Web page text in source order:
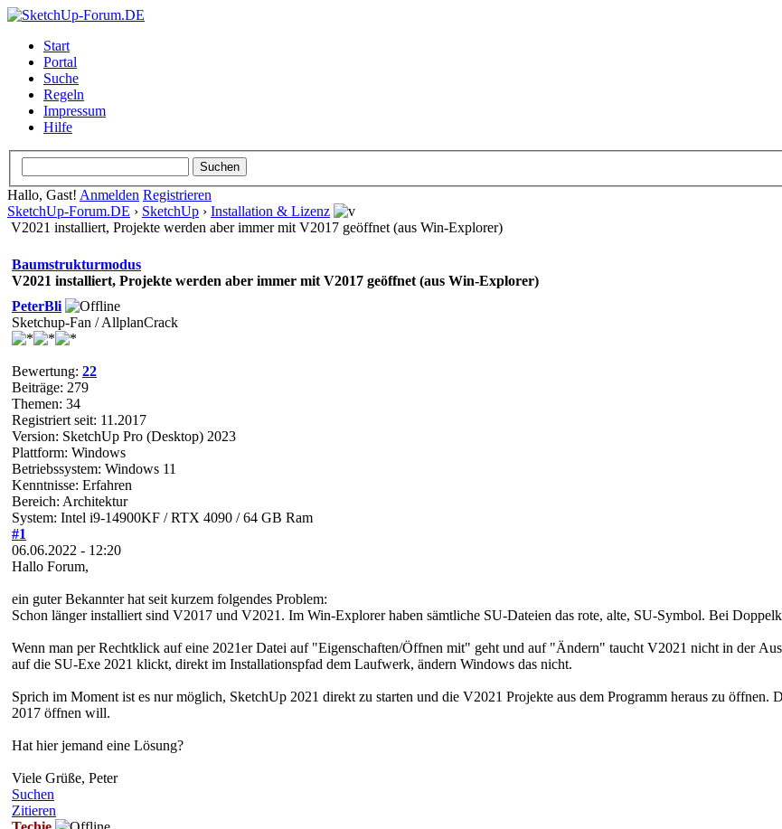
Start
Portal
Suche
Regeln
Impressum
Hilfe
Hallo, Gast! Anmelden Registrieren
SketchUp-Forum.DE › SketchUp › Installation & Lizenz
V2021 installiert, Projekte werden aber immer mit V2017 geöffnet (aus Win-Explorer)
Baumstrukturmodus
V2021 installiert, Projekte werden aber immer mit V2017 geöffnet (aus Win-Explorer)
PeterBli
Sketchup-Fan / AllplanCrack
Bewertung: 22
Beiträge: 279
Themen: 34
Registriert seit: 11.2017
Version: SketchUp Pro (Desktop) 2023
Plattform: Windows
Betriebssystem: Windows 11
Kenntnisse: Erfahren
Bereich: Architektur
System: Intel i9-14900KF / RTX 4090 / 64 GB Ram
#1
06.06.2022 - 12:20
Hallo Forum,
ein guter Bekannter hat seit kurzem folgendes Problem:
Schon länger installiert sind V2017 und V2021. Im Win-Explorer haben sämtliche SU-Dateien das rote, alte, SU-Symbol. Bei
Wenn man per Rechtklick auf eine 2021er Datei auf "Eigenschaften/Öffnen mit" geht und auf "Ändern" taucht V2021 nicht in der
auf die SU-Exe 2021 klickt, direkt im Installationspfad dem Laufwerk, ändern Windows das nicht.
Sprich im Moment ist es nur möglich, SketchUp 2021 direkt zu starten und die V2021 Projekte aus dem Programm heraus zu
2017 öffnen will.
Hat hier jemand eine Lösung?
Viele Grüße, Peter
Suchen
Zitieren